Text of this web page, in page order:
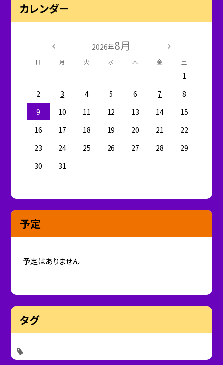
カレンダー
2026年8月
日 月 火 水 木 金 土
1
2
3 4 5 6 7
8
9
10 11 12 13 14
15
16
17 18 19 20 21
22
23
24 25 26 27 28
29
30
31
予定
予定はありません
タグ